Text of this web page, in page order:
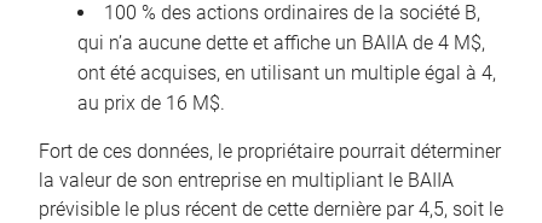
100 % des actions ordinaires de la société B,
qui n’a aucune dette et affiche un BAIIA de 4 M$,
ont été acquises, en utilisant un multiple égal à 4,
au prix de 16 M$.
Fort de ces données, le propriétaire pourrait déterminer
la valeur de son entreprise en multipliant le BAIIA
prévisible le plus récent de cette dernière par 4,5, soit le